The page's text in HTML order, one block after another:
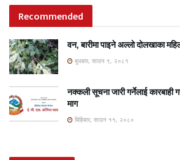
Recommended
वन, बारीमा पाइने अल्लो दोलखाका
बुधबार, साउन ९, २०८१
नक्कली सूचना जारी गर्नेलाई कारबाही
माग
बिहिबार, साउन ११, २०८०